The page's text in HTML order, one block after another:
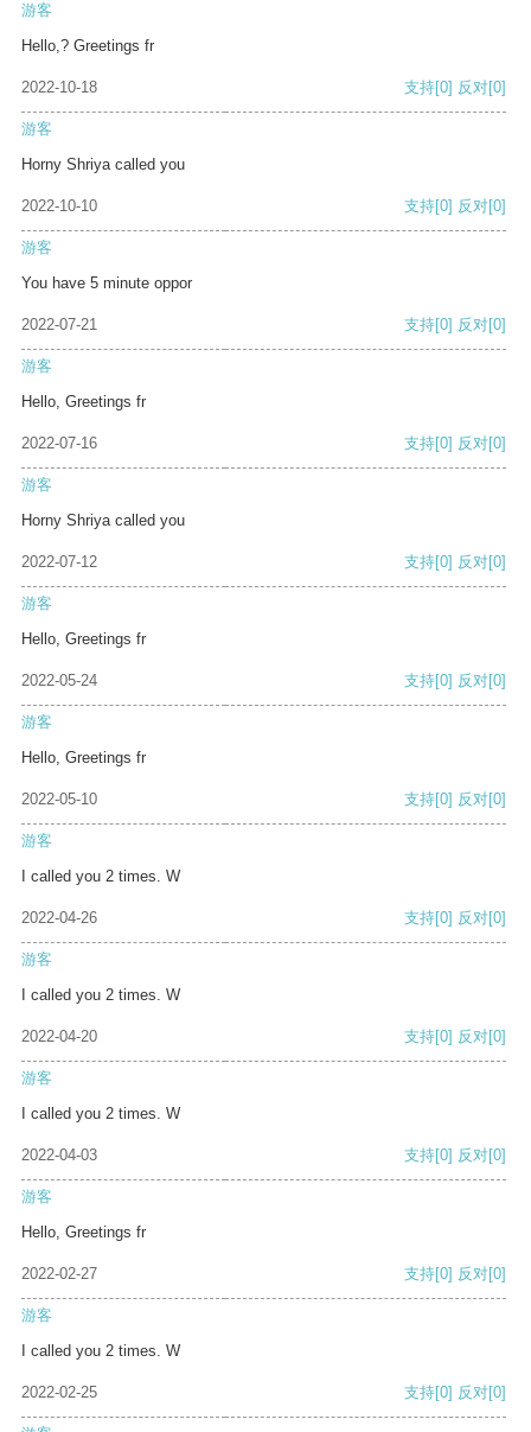
游客
Hello,? Greetings fr
2022-10-18 支持[0] 反对[0]
游客
Horny Shriya called you
2022-10-10 支持[0] 反对[0]
游客
You have 5 minute oppor
2022-07-21 支持[0] 反对[0]
游客
Hello, Greetings fr
2022-07-16 支持[0] 反对[0]
游客
Horny Shriya called you
2022-07-12 支持[0] 反对[0]
游客
Hello, Greetings fr
2022-05-24 支持[0] 反对[0]
游客
Hello, Greetings fr
2022-05-10 支持[0] 反对[0]
游客
I called you 2 times. W
2022-04-26 支持[0] 反对[0]
游客
I called you 2 times. W
2022-04-20 支持[0] 反对[0]
游客
I called you 2 times. W
2022-04-03 支持[0] 反对[0]
游客
Hello, Greetings fr
2022-02-27 支持[0] 反对[0]
游客
I called you 2 times. W
2022-02-25 支持[0] 反对[0]